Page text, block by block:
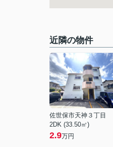
近隣の物件
佐世保市天神３丁目
2DK (33.50㎡)
2.9万円